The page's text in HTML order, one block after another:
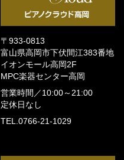
〒933-0813
富山県高岡市下伏間江383番地
イオンモール高岡2F
MPC楽器センター高岡
営業時間／ 10:00～21:00
定休日なし
TEL.0766-21-1029